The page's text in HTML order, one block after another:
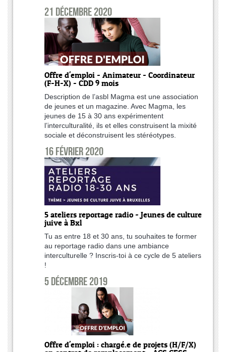
21 décembre 2020
Offre d'emploi - Animateur - Coordinateur
(F-H-X) - CDD 9 mois
Description de l’asbl Magma est une association
de jeunes et un magazine. Avec Magma, les
jeunes de 15 à 30 ans expérimentent
l’interculturalité, ils et elles construisent la mixité
sociale et déconstruisent les stéréotypes.
16 février 2020
5 ateliers reportage radio - Jeunes de culture
juive à Bxl
Tu as entre 18 et 30 ans, tu souhaites te former
au reportage radio dans une ambiance
interculturelle ? Inscris-toi à ce cycle de 5 ateliers
!
5 décembre 2019
Offre d'emploi : chargé.e de projets (H/F/X)